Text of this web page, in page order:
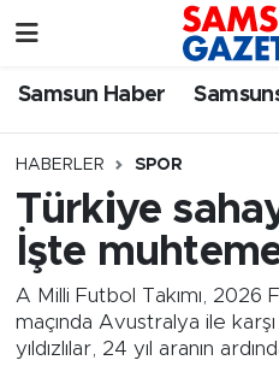
Samsun Haber
HABERLER SPOR
Türkiye
İşte
A Milli Futbol Takımı, 2026
maçında Avustralya ile
yıldızlılar, 24 yıl aranın
Samsun Haber
Samsun Rehberi
Samsun Nöbetçi
SAMSUN Namaz
Süper Lig Puan